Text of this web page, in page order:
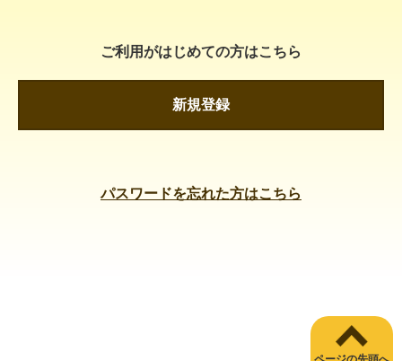
ご利用がはじめての方はこちら
新規登録
パスワードを忘れた方はこちら